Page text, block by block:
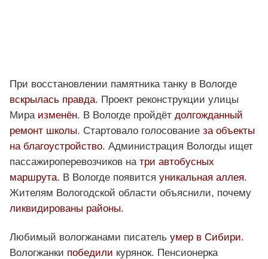
При восстановлении памятника танку в Вологде
вскрылась правда. Проект реконструкции улицы
Мира изменён. В Вологде пройдёт долгожданный
ремонт школы. Стартовало голосование за объекты
на благоустройство. Администрация Вологды ищет
пассажироперевозчиков на три автобусных
маршрута. В Вологде появится уникальная аллея.
Жителям Вологодской области объяснили, почему
ликвидированы районы.
Любимый вологжанами писатель умер в Сибири.
Вологжанки победили курянок. Пенсионерка